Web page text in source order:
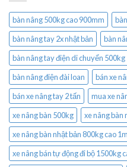
bàn nâng 500kg cao 900mm
bàn nâng tay 2x nhật bản
bàn
bàn nâng tay điện di chuyển 500kg
bàn nâng điện đài loan
bán xe
bán xe nâng tay 2 tấn
mua xe
xe nâng bàn 500kg
xe nâng bàn
xe nâng bàn nhật bản 800kg cao
xe nâng bán tự động đi bộ 1500kg